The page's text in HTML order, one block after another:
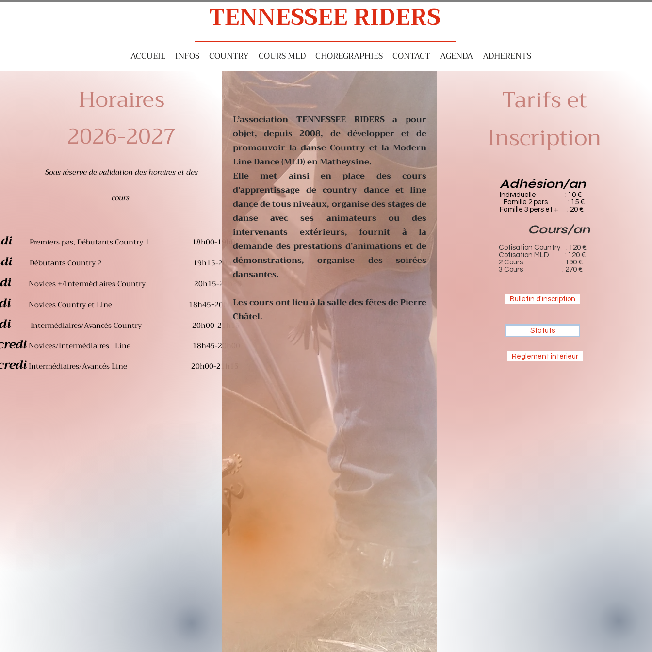
TENNESSEE RIDERS
ACCUEIL INFOS COUNTRY COURS MLD CHOREGRAPHIES CONTACT AGENDA ADHERENTS
Horaires
2026-2027
Sous réserve de validation des horaires et des
cours
Premiers pas, Débutants Country 1 18h00-19h00
Débutants Country 2 19h15-20h15
Novices +/intermédiaires Country 20h15-21h30
Novices Country et Line 18h45-20h00
Intermédiaires/Avancés Country 20h00-21h15
Novices/Intermédiaires Line 18h45-20h00
Intermédiaires/Avancés Line20h00-21h15
L’association TENNESSEE RIDERS a pour
objet, depuis 2008, de développer et de
promouvoir la danse Country et la Modern
Line Dance (MLD) en Matheysine.
Elle met ainsi en place des cours
d’apprentissage de country dance et line
dance de tous niveaux, organise des stages de
danse avec ses animateurs ou des
intervenants extérieurs, fournit à la
demande des prestations d’animations et de
démonstrations, organise des soirées
dansantes.
Les cours ont lieu à la salle des fêtes de Pierre
Châtel.
Tarifs et
Inscription
Adhésion/an
Individuelle
: 10 €
Famille 2 pers : 15 €
Famille 3 pers et + : 20 €
Cours/an
Cotisation Country : 120 €​
Cotisation MLD : 120 €​
2 Cours : 190 €
3 Cours : 270 €
Bulletin d'inscription
Statuts
Réglement intérieur